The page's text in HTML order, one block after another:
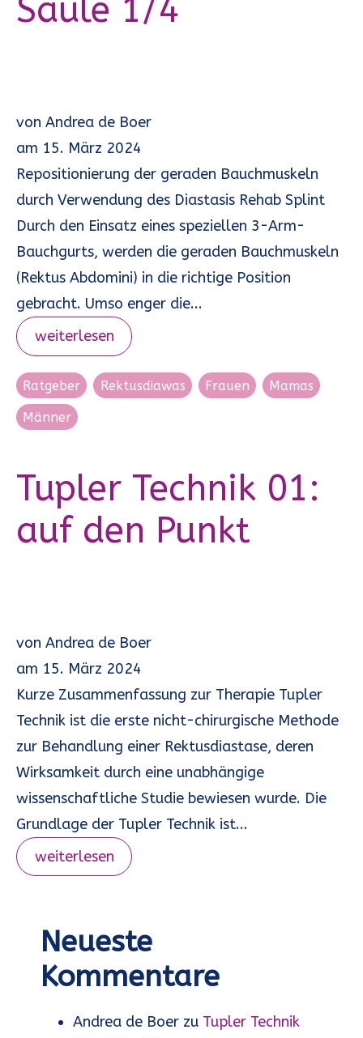
Säule 1/4
von Andrea de Boer
am 15. März 2024
Repositionierung der geraden Bauchmuskeln
durch Verwendung des Diastasis Rehab Splint
Durch den Einsatz eines speziellen 3-Arm-
Bauchgurts, werden die geraden Bauchmuskeln
(Rektus Abdomini) in die richtige Position
gebracht. Umso enger die...
weiterlesen
Ratgeber Rektusdiawas Frauen Mamas
Männer
Tupler Technik 01:
auf den Punkt
von Andrea de Boer
am 15. März 2024
Kurze Zusammenfassung zur Therapie Tupler
Technik ist die erste nicht-chirurgische Methode
zur Behandlung einer Rektusdiastase, deren
Wirksamkeit durch eine unabhängige
wissenschaftliche Studie bewiesen wurde. Die
Grundlage der Tupler Technik ist...
weiterlesen
Neueste
Kommentare
Andrea de Boer zu Tupler Technik